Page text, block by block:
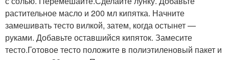
растительное масло и 200 мл кипятка. Начните
замешивать тесто вилкой, затем, когда остынет —
руками. Добавьте оставшийся кипяток. Замесите
тесто.Готовое тесто положите в полиэтиленовый пакет и